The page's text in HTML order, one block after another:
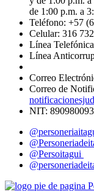
de 1:00 p.m. a
Teléfono: +57
Celular: 316
Línea
Línea
Correo
Correo de
NIT:
@Persoitagui